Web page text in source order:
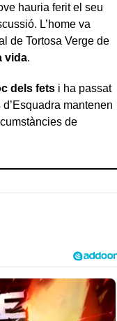
hauria ferit el seu
L’home va
de Tortosa Verge de
vida.
dels fets i ha passat
mantenen
de